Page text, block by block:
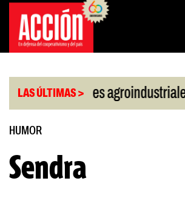
Saltar
contenido
LAS ÚLTIMAS >
Exportaciones agroindustriales a
HUMOR
Sendra